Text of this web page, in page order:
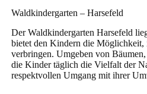
Waldkindergarten – Harsefeld
Der Waldkindergarten Harsefeld
bietet den Kindern die
verbringen. Umgeben von
die Kinder täglich die Vielfalt der
respektvollen Umgang mit ihrer